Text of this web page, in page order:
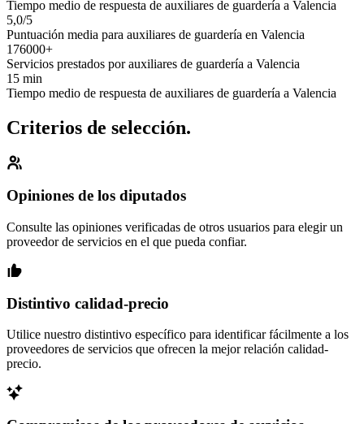
Tiempo medio de respuesta de auxiliares de guardería a Valencia
5,0/5
Puntuación media para auxiliares de guardería en Valencia
176000+
Servicios prestados por auxiliares de guardería a Valencia
15 min
Tiempo medio de respuesta de auxiliares de guardería a Valencia
Criterios de selección.
Opiniones de los diputados
Consulte las opiniones verificadas de otros usuarios para elegir un
proveedor de servicios en el que pueda confiar.
Distintivo calidad-precio
Utilice nuestro distintivo específico para identificar fácilmente a los
proveedores de servicios que ofrecen la mejor relación calidad-
precio.